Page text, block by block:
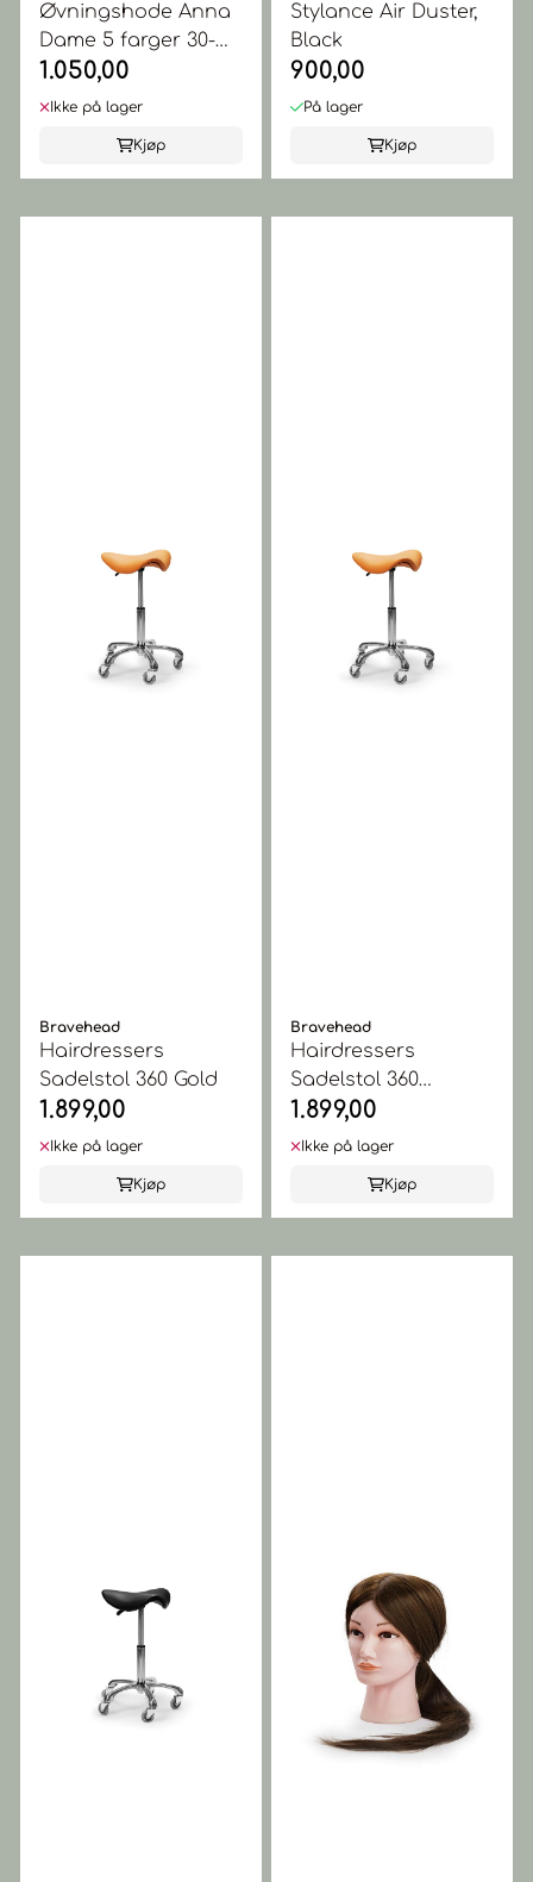
Øvningshode Anna
Dame 5 farger 30-
35cm
1.050,00
Ikke på lager
Kjøp
Stylance Air Duster,
Black
900,00
På lager
Kjøp
Bravehead
Hairdressers
Sadelstol 360 Gold
1.899,00
Ikke på lager
Kjøp
Bravehead
Hairdressers
Sadelstol 360
Orange
1.899,00
Ikke på lager
Kjøp